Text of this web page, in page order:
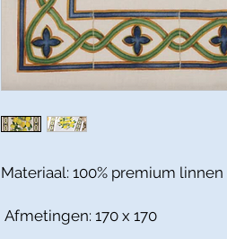
Materiaal: 100% premium linnen
Afmetingen: 170 x 170